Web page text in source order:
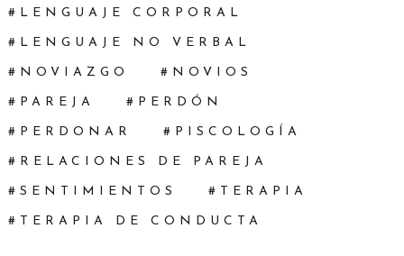
LENGUAJE CORPORAL
LENGUAJE NO VERBAL
NOVIAZGO NOVIOS
PAREJA PERDÓN
PERDONAR PISCOLOGÍA
RELACIONES DE PAREJA
SENTIMIENTOS TERAPIA
TERAPIA DE CONDUCTA